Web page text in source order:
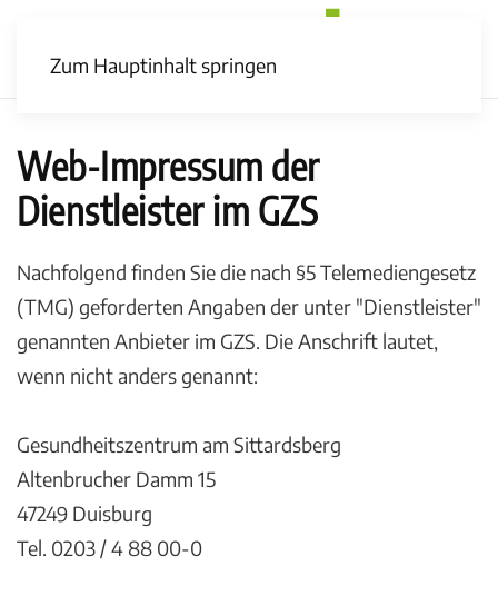
Zum Hauptinhalt springen
Web-Impressum der
Dienstleister im GZS
Nachfolgend finden Sie die nach §5 Telemediengesetz
(TMG) geforderten Angaben der unter "Dienstleister"
genannten Anbieter im GZS. Die Anschrift lautet,
wenn nicht anders genannt:
Gesundheitszentrum am Sittardsberg
Altenbrucher Damm 15
47249 Duisburg
Tel. 0203 / 4 88 00-0